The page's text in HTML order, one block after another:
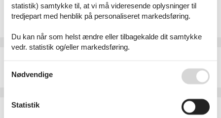
Ferielejlighed - 5 personer - Grubnow - 18569 - Neuenkirchen (Rügen)
Emne nr.:540-273039-191136
5 personer
statistik) samtykke til, at vi må videresende oplysninger til
tredjepart med henblik på personaliseret markedsføring.
Du kan når som helst ændre eller tilbagekalde dit samtykke
vedr. statistik og/eller markedsføring.
Nødvendige
Statistik